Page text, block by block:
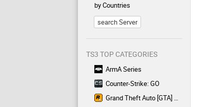
by Countries
search Server
TS3 TOP CATEGORIES
ArmA Series
Counter-Strike: GO
Grand Theft Auto [GTA] Series